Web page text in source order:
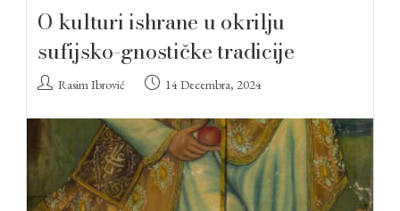
O kulturi ishrane u okrilju
sufijsko-gnostičke tradicije
Rasim Ibrović 14 Decembra, 2024